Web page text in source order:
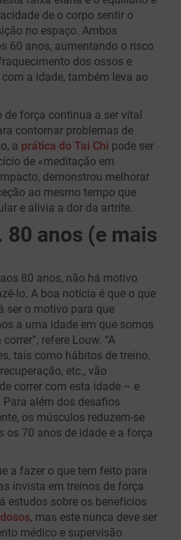
de o corpo sentir o
no espaço. Ambos
60 anos, aumentando o risco
dos ossos e
a idade, também leva ao
de força continua a ser vital
contornar problemas de
a prática do Tai Chi pode ser
de «meditação em
demonstrou melhorar
ao mesmo tempo que
e alivia a dor da artrite.
80 anos (e mais
80 anos, não há motivo
lo. A boa notícia é que o que
ser o motivo para que
a uma idade em que somos
refere Louw. “A
tais como hábitos de treino,
etc., vão
correr com esta idade – e
além dos desafios
os músculos reduzem-se
os 70 anos de idade e a força
a fazer o que tem feito para
invista em treinos de força
estudos sobre os benefícios
, mas este nunca deve ser
médico e supervisão